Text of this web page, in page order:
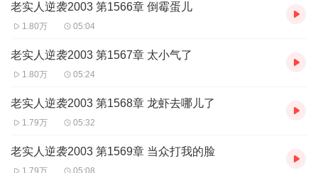
老实人逆袭2003 第1566章 倒霉蛋儿
1.80万 05:04
老实人逆袭2003 第1567章 太小气了
1.80万 05:24
老实人逆袭2003 第1568章 龙虾去哪儿了
1.79万 05:32
老实人逆袭2003 第1569章 当众打我的脸
1.79万 05:08